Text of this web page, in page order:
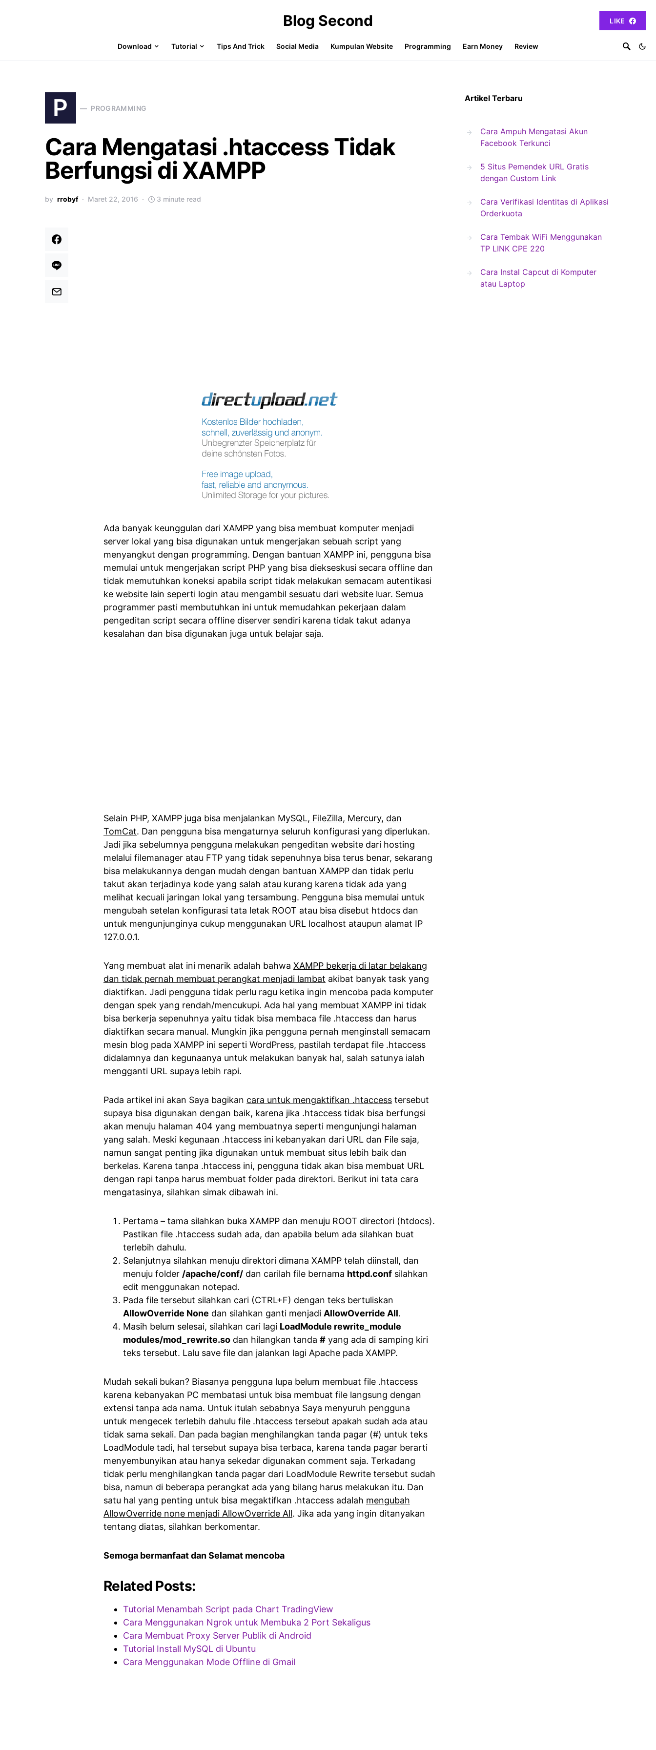
Blog Second LIKE
Download Tutorial Tips And Trick Social Media Kumpulan Website Programming Earn Money Review
P PROGRAMMING
Cara Mengatasi .htaccess Tidak
Berfungsi di XAMPP
by rrobyf Maret 22, 2016 3 minute read
Ada banyak keunggulan dari XAMPP yang bisa membuat komputer menjadi
server lokal yang bisa digunakan untuk mengerjakan sebuah script yang
menyangkut dengan programming. Dengan bantuan XAMPP ini, pengguna bisa
memulai untuk mengerjakan script PHP yang bisa diekseskusi secara offline dan
tidak memutuhkan koneksi apabila script tidak melakukan semacam autentikasi
ke website lain seperti login atau mengambil sesuatu dari website luar. Semua
programmer pasti membutuhkan ini untuk memudahkan pekerjaan dalam
pengeditan script secara offline diserver sendiri karena tidak takut adanya
kesalahan dan bisa digunakan juga untuk belajar saja.
Selain PHP, XAMPP juga bisa menjalankan MySQL, FileZilla, Mercury, dan
TomCat. Dan pengguna bisa mengaturnya seluruh konfigurasi yang diperlukan.
Jadi jika sebelumnya pengguna melakukan pengeditan website dari hosting
melalui filemanager atau FTP yang tidak sepenuhnya bisa terus benar, sekarang
bisa melakukannya dengan mudah dengan bantuan XAMPP dan tidak perlu
takut akan terjadinya kode yang salah atau kurang karena tidak ada yang
melihat kecuali jaringan lokal yang tersambung. Pengguna bisa memulai untuk
mengubah setelan konfigurasi tata letak ROOT atau bisa disebut htdocs dan
untuk mengunjunginya cukup menggunakan URL localhost ataupun alamat IP
127.0.0.1.
Yang membuat alat ini menarik adalah bahwa XAMPP bekerja di latar belakang
dan tidak pernah membuat perangkat menjadi lambat akibat banyak task yang
diaktifkan. Jadi pengguna tidak perlu ragu ketika ingin mencoba pada komputer
dengan spek yang rendah/mencukupi. Ada hal yang membuat XAMPP ini tidak
bisa berkerja sepenuhnya yaitu tidak bisa membaca file .htaccess dan harus
diaktifkan secara manual. Mungkin jika pengguna pernah menginstall semacam
mesin blog pada XAMPP ini seperti WordPress, pastilah terdapat file .htaccess
didalamnya dan kegunaanya untuk melakukan banyak hal, salah satunya ialah
mengganti URL supaya lebih rapi.
Pada artikel ini akan Saya bagikan cara untuk mengaktifkan .htaccess tersebut
supaya bisa digunakan dengan baik, karena jika .htaccess tidak bisa berfungsi
akan menuju halaman 404 yang membuatnya seperti mengunjungi halaman
yang salah. Meski kegunaan .htaccess ini kebanyakan dari URL dan File saja,
namun sangat penting jika digunakan untuk membuat situs lebih baik dan
berkelas. Karena tanpa .htaccess ini, pengguna tidak akan bisa membuat URL
dengan rapi tanpa harus membuat folder pada direktori. Berikut ini tata cara
mengatasinya, silahkan simak dibawah ini.
Pertama – tama silahkan buka XAMPP dan menuju ROOT directori (htdocs).
Pastikan file .htaccess sudah ada, dan apabila belum ada silahkan buat
terlebih dahulu.
Selanjutnya silahkan menuju direktori dimana XAMPP telah diinstall, dan
menuju folder /apache/conf/ dan carilah file bernama httpd.conf silahkan
edit menggunakan notepad.
Pada file tersebut silahkan cari (CTRL+F) dengan teks bertuliskan
AllowOverride None dan silahkan ganti menjadi AllowOverride All.
Masih belum selesai, silahkan cari lagi LoadModule rewrite_module
modules/mod_rewrite.so dan hilangkan tanda # yang ada di samping kiri
teks tersebut. Lalu save file dan jalankan lagi Apache pada XAMPP.
Mudah sekali bukan? Biasanya pengguna lupa belum membuat file .htaccess
karena kebanyakan PC membatasi untuk bisa membuat file langsung dengan
extensi tanpa ada nama. Untuk itulah sebabnya Saya menyuruh pengguna
untuk mengecek terlebih dahulu file .htaccess tersebut apakah sudah ada atau
tidak sama sekali. Dan pada bagian menghilangkan tanda pagar (#) untuk teks
LoadModule tadi, hal tersebut supaya bisa terbaca, karena tanda pagar berarti
menyembunyikan atau hanya sekedar digunakan comment saja. Terkadang
tidak perlu menghilangkan tanda pagar dari LoadModule Rewrite tersebut sudah
bisa, namun di beberapa perangkat ada yang bilang harus melakukan itu. Dan
satu hal yang penting untuk bisa megaktifkan .htaccess adalah mengubah
AllowOverride none menjadi AllowOverride All. Jika ada yang ingin ditanyakan
tentang diatas, silahkan berkomentar.
Semoga bermanfaat dan Selamat mencoba
Related Posts:
Tutorial Menambah Script pada Chart TradingView
Cara Menggunakan Ngrok untuk Membuka 2 Port Sekaligus
Cara Membuat Proxy Server Publik di Android
Tutorial Install MySQL di Ubuntu
Cara Menggunakan Mode Offline di Gmail
Artikel Terbaru
Cara Ampuh Mengatasi Akun
Facebook Terkunci
5 Situs Pemendek URL Gratis
dengan Custom Link
Cara Verifikasi Identitas di Aplikasi
Orderkuota
Cara Tembak WiFi Menggunakan
TP LINK CPE 220
Cara Instal Capcut di Komputer
atau Laptop